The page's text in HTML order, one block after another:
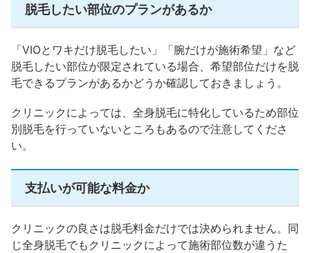
脱毛したい部位のプランがあるか
「VIOとワキだけ脱毛したい」「腕だけが施術希望」など
脱毛したい部位が限定されている場合、希望部位だけを脱
毛できるプランがあるかどうか確認しておきましょう。
クリニックによっては、全身脱毛に特化しているため部位
別脱毛を行っていないところもあるので注意してくださ
い。
支払いが可能な料金か
クリニックの良さは脱毛料金だけでは決められません。同
じ全身脱毛でもクリニックによって施術部位数が違うた